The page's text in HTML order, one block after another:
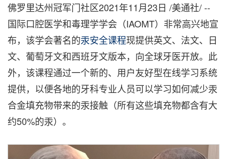
佛罗里达州冠军门社区2021年11月23日 /美通社/ --
国际口腔医学和毒理学学会（IAOMT）非常高兴地宣
布，该学会著名的汞安全课程现提供英文、法文、日
文、葡萄牙文和西班牙文版本，向全球牙医开放。此
外，该课程通过一个新的、用户友好型在线学习系统
提供，以便各地的牙科专业人员可以学习如何减少汞
合金填充物带来的汞接触（所有这些填充物都含有大
约50%的汞）。